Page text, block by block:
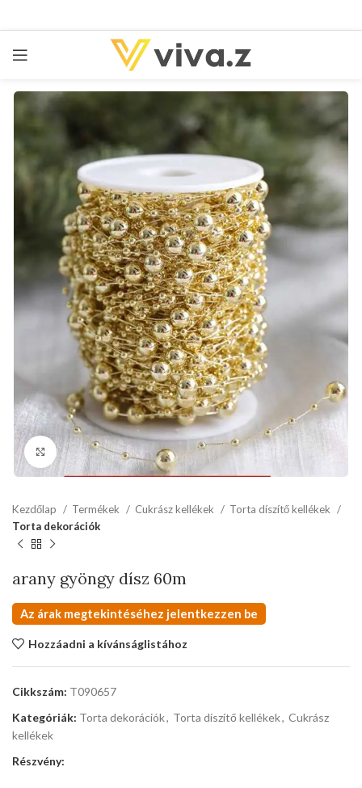
kattints a kinagyításhoz
Kezdőlap Termékek Cukrász kellékek
Torta díszítő kellékek
Torta dekorációk
arany gyöngy dísz 60m
Az árak megtekintéséhez jelentkezzen be
Hozzáadni a kívánságlistához
Cikkszám: T090657
Kategóriák: Torta dekorációk, Torta díszítő kellékek, Cukrász
kellékek
Részvény: